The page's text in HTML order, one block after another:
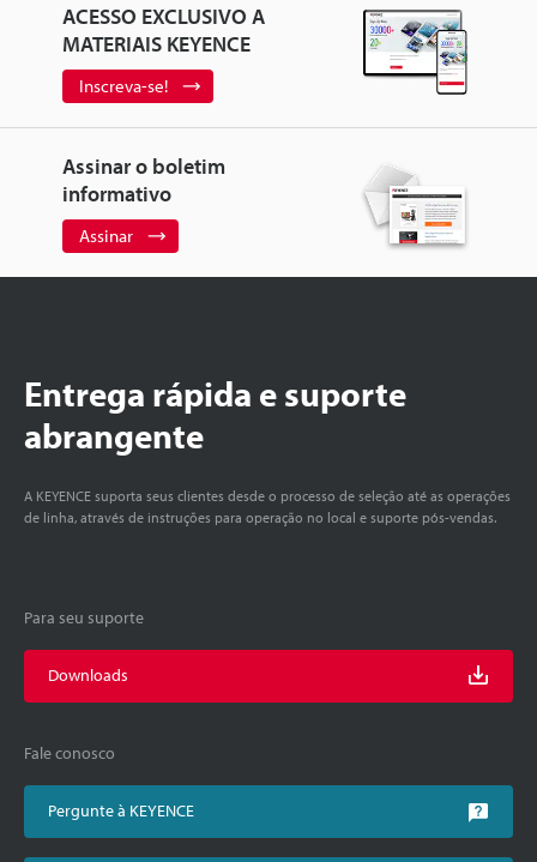
ACESSO EXCLUSIVO A
MATERIAIS KEYENCE
Inscreva-se!
Assinar o boletim
informativo
Assinar
Entrega rápida e suporte
abrangente
A KEYENCE suporta seus clientes desde o processo de seleção até as operações
de linha, através de instruções para operação no local e suporte pós-vendas.
Para seu suporte
Downloads
Fale conosco
Pergunte à KEYENCE